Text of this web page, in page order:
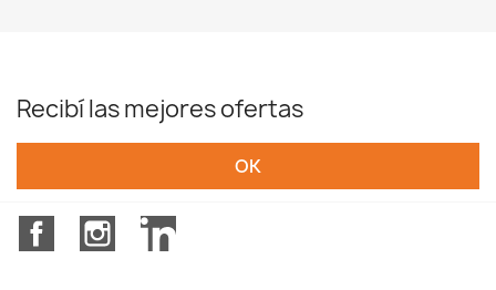
Recibí las mejores ofertas
FacebookInstagramLinkedIn